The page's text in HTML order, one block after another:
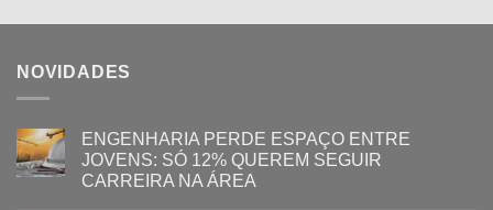
NOVIDADES
ENGENHARIA PERDE ESPAÇO ENTRE
JOVENS: SÓ 12% QUEREM SEGUIR
CARREIRA NA ÁREA